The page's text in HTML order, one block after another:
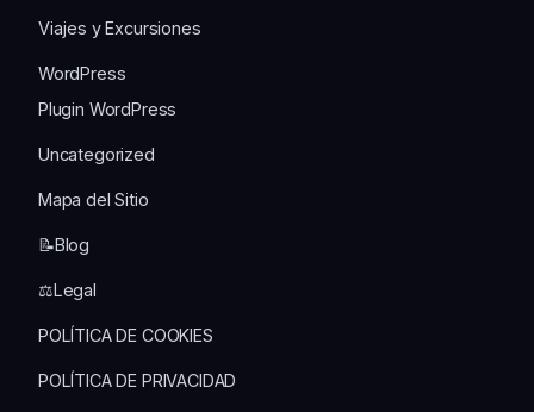
Viajes y Excursiones
WordPress
Plugin WordPress
Uncategorized
Mapa del Sitio
📝Blog
⚖️Legal
POLÍTICA DE COOKIES
POLÍTICA DE PRIVACIDAD